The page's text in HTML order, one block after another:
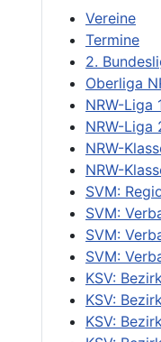
Vereine
Termine
2.
Oberliga
NRW-Liga
NRW-Liga
NRW-
NRW-
SVM:
SVM:
SVM:
SVM:
KSV:
KSV:
KSV: